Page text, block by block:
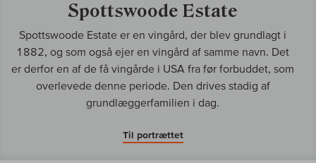
Spottswoode Estate
Spottswoode Estate er en vingård, der blev grundlagt i
1882, og som også ejer en vingård af samme navn. Det
er derfor en af de få vingårde i USA fra før forbuddet, som
overlevede denne periode. Den drives stadig af
grundlæggerfamilien i dag.
Til portrættet